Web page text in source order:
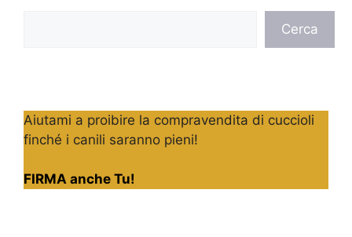
Cerca
Aiutami a proibire la compravendita di cuccioli
finché i canili saranno pieni!
FIRMA anche Tu!